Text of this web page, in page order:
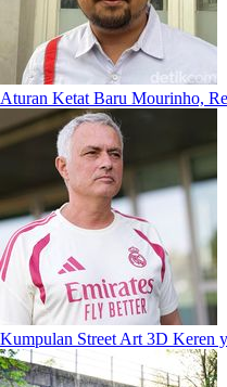
Aturan Ketat Baru Mourinho,
Kumpulan Street Art 3D Keren